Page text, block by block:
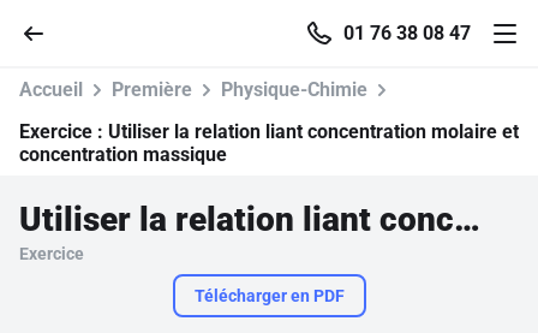
01 76 38 08 47
Parcourir
Accueil Première
Physique-Chimie
Exercice : Utiliser la relation liant concentration molaire et
concentration massique
Utiliser la relation liant concentration molaire et concentration massique
Exercice
Télécharger en PDF